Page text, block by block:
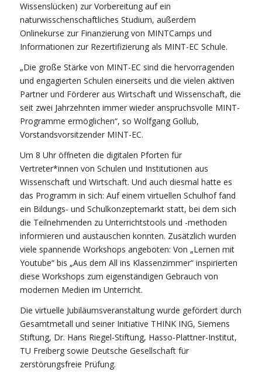
Wissenslücken) zur Vorbereitung auf ein
naturwisschenschaftliches Studium, außerdem
Onlinekurse zur Finanzierung von MINTCamps und
Informationen zur Rezertifizierung als MINT-EC Schule.
„Die große Stärke von MINT-EC sind die hervorragenden
und engagierten Schulen einerseits und die vielen aktiven
Partner und Förderer aus Wirtschaft und Wissenschaft, die
seit zwei Jahrzehnten immer wieder anspruchsvolle MINT-
Programme ermöglichen“, so Wolfgang Gollub,
Vorstandsvorsitzender MINT-EC.
Um 8 Uhr öffneten die digitalen Pforten für
Vertreter*innen von Schulen und Institutionen aus
Wissenschaft und Wirtschaft. Und auch diesmal hatte es
das Programm in sich: Auf einem virtuellen Schulhof fand
ein Bildungs- und Schulkonzeptemarkt statt, bei dem sich
die Teilnehmenden zu Unterrichtstools und -methoden
informieren und austauschen konnten. Zusätzlich wurden
viele spannende Workshops angeboten: Von „Lernen mit
Youtube“ bis „Aus dem All ins Klassenzimmer“ inspirierten
diese Workshops zum eigenständigen Gebrauch von
modernen Medien im Unterricht.
Die virtuelle Jubiläumsveranstaltung wurde gefördert durch
Gesamtmetall und seiner Initiative THINK ING, Siemens
Stiftung, Dr. Hans Riegel-Stiftung, Hasso-Plattner-Institut,
TU Freiberg sowie Deutsche Gesellschaft für
zerstörungsfreie Prüfung.